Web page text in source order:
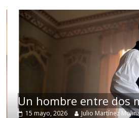
Un hombre entre dos
15 mayo, 2026 Julio Martínez